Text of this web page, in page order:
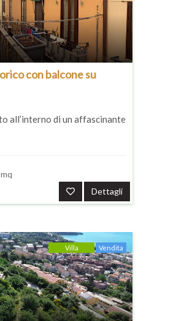
con balcone su
all’interno di un affascinante
Dettagli
Vendita
Villa